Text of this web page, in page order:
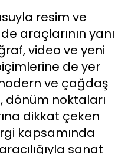
resim ve
araçlarının yanı
video ve yeni
de yer
ve çağdaş
dönüm noktaları
dikkat çeken
kapsamında
sanat